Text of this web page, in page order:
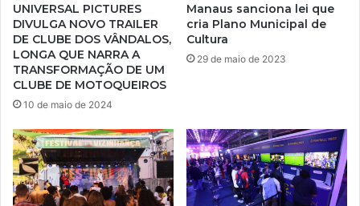
UNIVERSAL PICTURES
DIVULGA NOVO TRAILER
DE CLUBE DOS VÂNDALOS,
LONGA QUE NARRA A
TRANSFORMAÇÃO DE UM
CLUBE DE MOTOQUEIROS
10 de maio de 2024
Manaus sanciona lei que
cria Plano Municipal de
Cultura
29 de maio de 2023